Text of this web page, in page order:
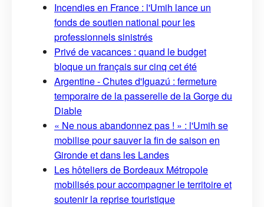
Incendies en France : l'Umih lance un
fonds de soutien national pour les
professionnels sinistrés
Privé de vacances : quand le budget
bloque un français sur cinq cet été
Argentine - Chutes d'Iguazú : fermeture
temporaire de la passerelle de la Gorge du
Diable
« Ne nous abandonnez pas ! » : l'Umih se
mobilise pour sauver la fin de saison en
Gironde et dans les Landes
Les hôteliers de Bordeaux Métropole
mobilisés pour accompagner le territoire et
soutenir la reprise touristique